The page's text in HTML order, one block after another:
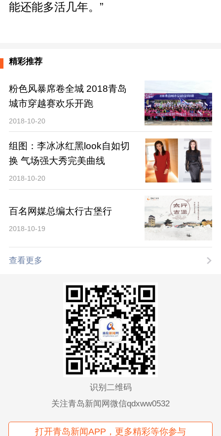
能还能多活几年。”
精彩推荐
粉色风暴席卷全城 2018青岛
城市穿越赛欢乐开跑
2018-10-20
组图：李冰冰红黑look自如切
换 气场强大秀完美曲线
2018-10-20
百名网媒总编太行古堡行
2018-10-19
查看更多
识别二维码
关注青岛新闻网微信qdxww0532
打开青岛新闻APP，更多精彩等你参与